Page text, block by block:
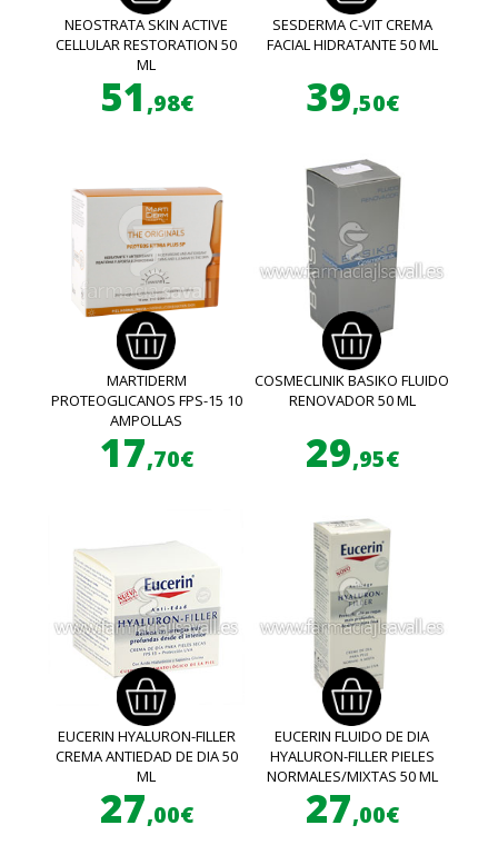
NEOSTRATA SKIN ACTIVE
CELLULAR RESTORATION 50
ML
51 ,98€
SESDERMA C-VIT CREMA
FACIAL HIDRATANTE 50 ML
39,50€
MARTIDERM
PROTEOGLICANOS FPS-15 10
AMPOLLAS
17,70€
COSMECLINIK BASIKO FLUIDO
RENOVADOR 50 ML
29,95€
EUCERIN HYALURON-FILLER
CREMA ANTIEDAD DE DIA 50
ML
27,00€
EUCERIN FLUIDO DE DIA
HYALURON-FILLER PIELES
NORMALES/MIXTAS 50 ML
27,00€